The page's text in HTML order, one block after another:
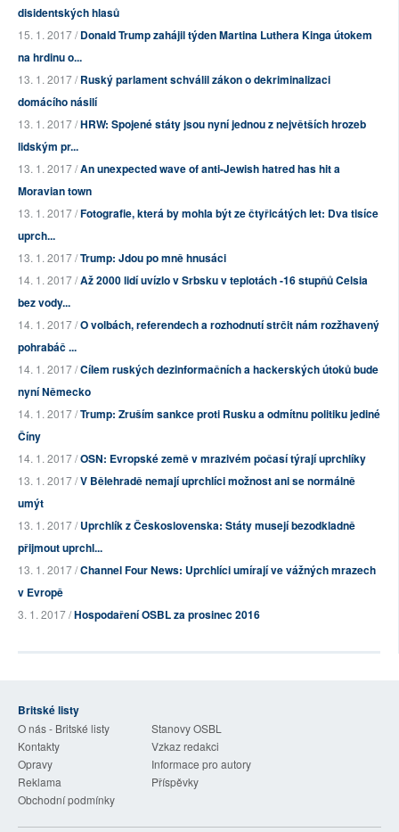
disidentských hlasů
15. 1. 2017 /Donald Trump zahájil týden Martina Luthera Kinga útokem
na hrdinu o...
13. 1. 2017 /Ruský parlament schválil zákon o dekriminalizaci
domácího násilí
13. 1. 2017 /HRW: Spojené státy jsou nyní jednou z největších hrozeb
lidským pr...
13. 1. 2017 /An unexpected wave of anti-Jewish hatred has hit a
Moravian town
13. 1. 2017 /Fotografie, která by mohla být ze čtyřicátých let: Dva tisíce
uprch...
13. 1. 2017 /Trump: Jdou po mně hnusáci
14. 1. 2017 /Až 2000 lidí uvízlo v Srbsku v teplotách -16 stupňů Celsia
bez vody...
14. 1. 2017 /O volbách, referendech a rozhodnutí strčit nám rozžhavený
pohrabáč ...
14. 1. 2017 /Cílem ruských dezinformačních a hackerských útoků bude
nyní Německo
14. 1. 2017 /Trump: Zruším sankce proti Rusku a odmítnu politiku jediné
Číny
14. 1. 2017 /OSN: Evropské země v mrazivém počasí týrají uprchlíky
13. 1. 2017 /V Bělehradě nemají uprchlíci možnost ani se normálně
umýt
13. 1. 2017 /Uprchlík z Československa: Státy musejí bezodkladně
přijmout uprchl...
13. 1. 2017 /Channel Four News: Uprchlíci umírají ve vážných mrazech
v Evropě
3. 1. 2017 /Hospodaření OSBL za prosinec 2016
Britské listy
O nás - Britské listy
Stanovy OSBL
Kontakty
Vzkaz redakci
Opravy
Informace pro autory
Reklama
Příspěvky
Obchodní podmínky